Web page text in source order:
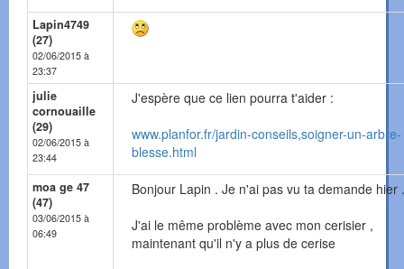
Lapin4749
(27)
02/06/2015 à
23:37
julie
cornouaille
(29)
02/06/2015 à
23:44
J'espère que ce lien pourra t'aider :
www.planfor.fr/jardin-conseils,soigner-un-arbre-
blesse.html
moa ge 47
(47)
03/06/2015 à
06:49
Bonjour Lapin . Je n'ai pas vu ta demande hier .
J'ai le même problème avec mon cerisier ,
maintenant qu'il n'y a plus de cerise